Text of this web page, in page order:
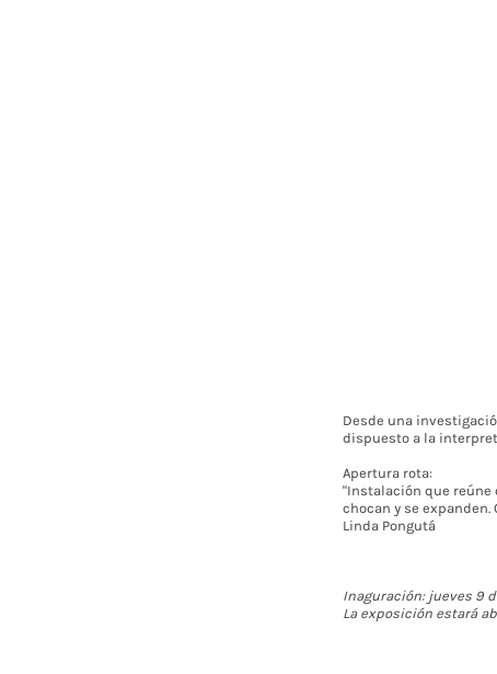
Desde una
dispuesto a la
Apertura rota:
"Instalación que
chocan y se
Linda Pongutá
Inaguración: jueves 9
La exposición estará